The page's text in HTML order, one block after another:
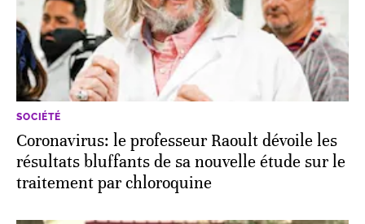
SOCIÉTÉ
Coronavirus: le professeur Raoult dévoile les
résultats bluffants de sa nouvelle étude sur le
traitement par chloroquine